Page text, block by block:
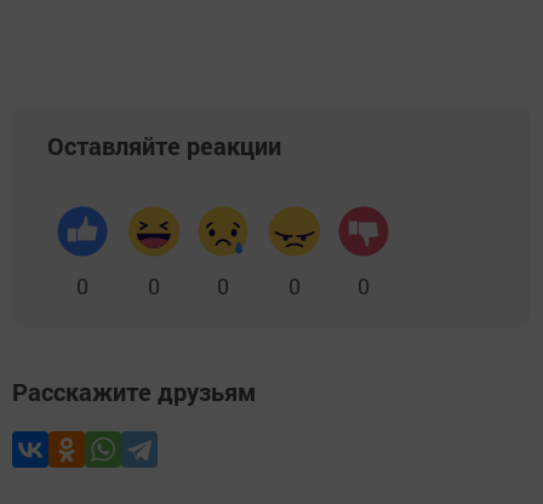
Оставляйте реакции
0 0 0 0 0
Расскажите друзьям